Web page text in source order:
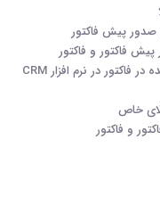
صدور پیش فاکتور
پیش فاکتور و فاکتور
ثبت شماره سریال کالا های انتخاب شده در فاکتور در نرم افزار CRM
خاص
و فاکتور